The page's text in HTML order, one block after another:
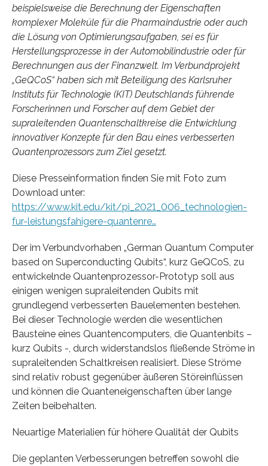
beispielsweise die Berechnung der Eigenschaften
komplexer Moleküle für die Pharmaindustrie oder auch
die Lösung von Optimierungsaufgaben, sei es für
Herstellungsprozesse in der Automobilindustrie oder für
Berechnungen aus der Finanzwelt. Im Verbundprojekt
„GeQCoS“ haben sich mit Beteiligung des Karlsruher
Instituts für Technologie (KIT) Deutschlands führende
Forscherinnen und Forscher auf dem Gebiet der
supraleitenden Quantenschaltkreise die Entwicklung
innovativer Konzepte für den Bau eines verbesserten
Quantenprozessors zum Ziel gesetzt.
Diese Presseinformation finden Sie mit Foto zum
Download unter:
https://www.kit.edu/kit/pi_2021_006_technologien-
fur-leistungsfahigere-quantenre…
Der im Verbundvorhaben „German Quantum Computer
based on Superconducting Qubits“, kurz GeQCoS, zu
entwickelnde Quantenprozessor-Prototyp soll aus
einigen wenigen supraleitenden Qubits mit
grundlegend verbesserten Bauelementen bestehen.
Bei dieser Technologie werden die wesentlichen
Bausteine eines Quantencomputers, die Quantenbits –
kurz Qubits -, durch widerstandslos fließende Ströme in
supraleitenden Schaltkreisen realisiert. Diese Ströme
sind relativ robust gegenüber äußeren Störeinflüssen
und können die Quanteneigenschaften über lange
Zeiten beibehalten.
Neuartige Materialien für höhere Qualität der Qubits
Die geplanten Verbesserungen betreffen sowohl die